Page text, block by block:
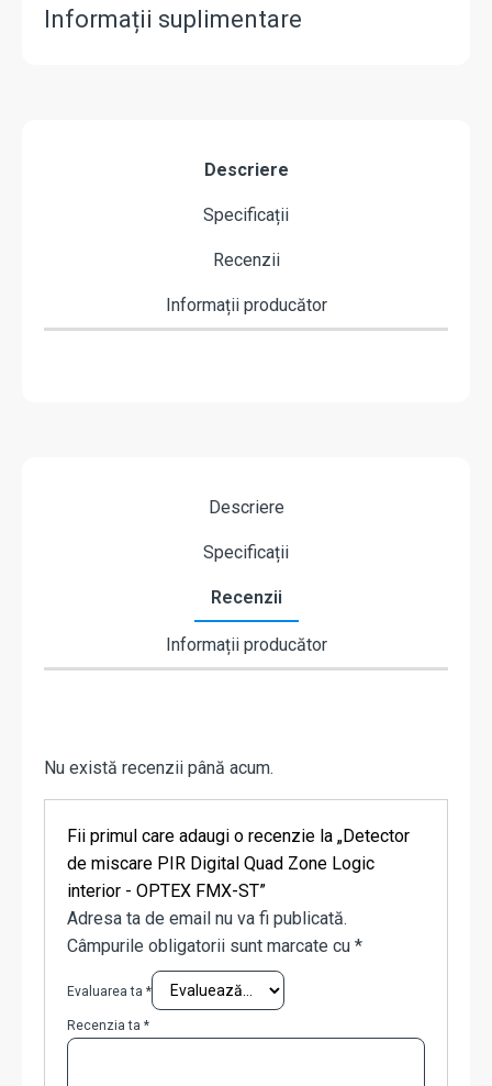
Informații suplimentare
Descriere
Specificații
Recenzii
Informații producător
Descriere
Specificații
Recenzii
Informații producător
Nu există recenzii până acum.
Fii primul care adaugi o recenzie la „Detector
de miscare PIR Digital Quad Zone Logic
interior - OPTEX FMX-ST”
Adresa ta de email nu va fi publicată.
Câmpurile obligatorii sunt marcate cu *
Evaluarea ta *
Recenzia ta *